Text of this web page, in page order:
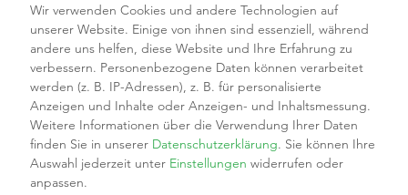
Wir sind gerne für Sie
da!
24/7 Support Hotline
Wir verwenden Cookies und andere Technologien auf
unserer Website. Einige von ihnen sind essenziell, während
andere uns helfen, diese Website und Ihre Erfahrung zu
verbessern. Personenbezogene Daten können verarbeitet
werden (z. B. IP-Adressen), z. B. für personalisierte
Anzeigen und Inhalte oder Anzeigen- und Inhaltsmessung.
Weitere Informationen über die Verwendung Ihrer Daten
finden Sie in unserer Datenschutzerklärung. Sie können Ihre
Auswahl jederzeit unter Einstellungen widerrufen oder
anpassen.